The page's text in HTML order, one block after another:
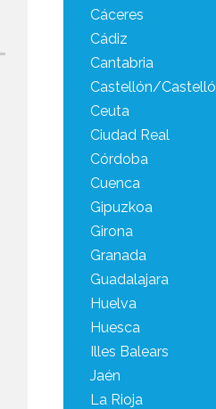
Cáceres
Cádiz
Cantabria
Castellón/Castelló
Ceuta
Ciudad Real
Córdoba
Cuenca
Gipuzkoa
Girona
Granada
Guadalajara
Huelva
Huesca
Illes Balears
Jaén
La Rioja